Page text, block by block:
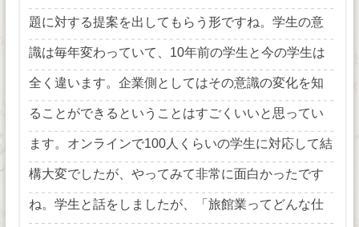
題に対する提案を出してもらう形ですね。学生の意
識は毎年変わっていて、10年前の学生と今の学生は
全く違います。企業側としてはその意識の変化を知
ることができるということはすごくいいと思ってい
ます。オンラインで100人くらいの学生に対応して結
構大変でしたが、やってみて非常に面白かったです
ね。学生と話をしましたが、「旅館業ってどんな仕